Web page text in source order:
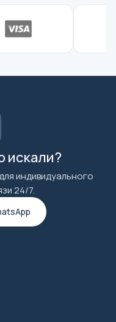
искали?
индивидуального
24/7.